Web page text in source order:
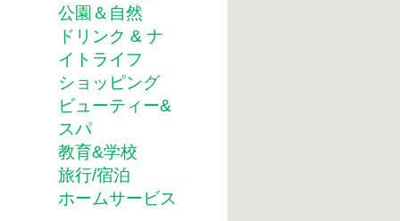
公園＆自然
ドリンク & ナ
イトライフ
ショッピング
ビューティー&
スパ
教育&学校
旅行/宿泊
ホームサービス